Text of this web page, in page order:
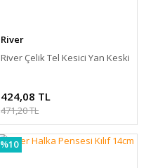
River
River Çelik Tel Kesici Yan Keski
424,08 TL
471,20 TL
%10